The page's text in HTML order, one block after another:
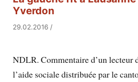
Yverdon
29.02.2016/
NDLR. Commentaire d’un lecteur
l’aide sociale distribuée par le